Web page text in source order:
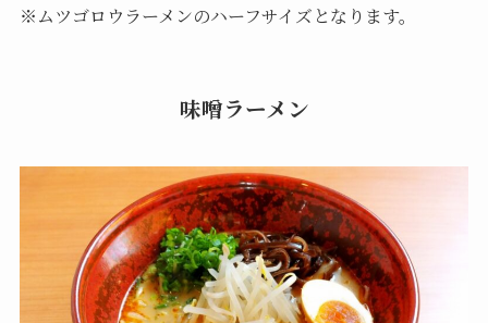
※ムツゴロウラーメンのハーフサイズとなります。
味噌ラーメン